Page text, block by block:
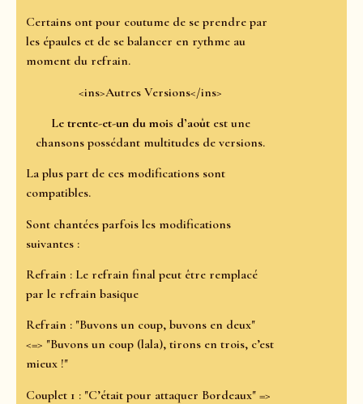
Certains ont pour coutume de se prendre par
les épaules et de se balancer en rythme au
moment du refrain.
<ins>Autres Versions</ins>
Le trente-et-un du mois d’aoûtest une
chansons possédant multitudes de versions.
La plus part de ces modifications sont
compatibles.
Sont chantées parfois les modifications
suivantes :
Refrain : Le refrain final peut être remplacé
par le refrain basique
Refrain : "Buvons un coup, buvons en deux"
<=> "Buvons un coup (lala), tirons en trois, c’est
mieux !"
Couplet 1 : "C’était pour attaquer Bordeaux" =>